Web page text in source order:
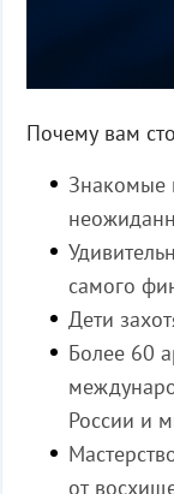
Почему вам
Знакомые
самого
Дети
Более 60
России и
от